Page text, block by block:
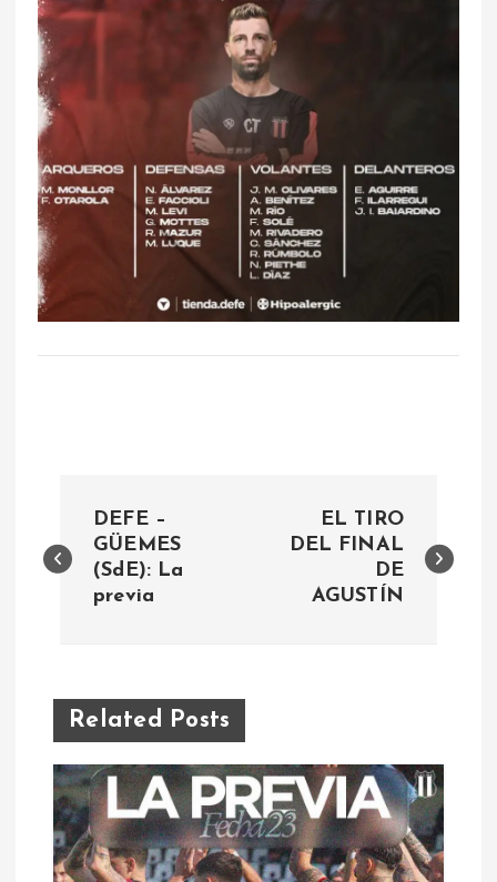
a
a
c
DEFE –
GÜEMES
(SdE): La
previa
EL TIRO
DEL FINAL
DE
AGUSTÍN
Related Posts